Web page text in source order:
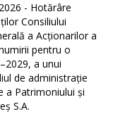
- Hotărâre
Consiliului
a Acționarilor a
numirii pentru o
a unui
de administrație
a Patrimoniului și
S.A.